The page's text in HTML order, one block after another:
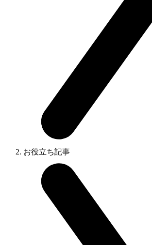
お役立ち記事